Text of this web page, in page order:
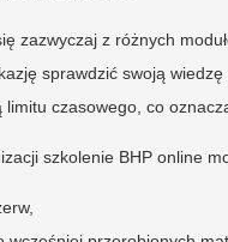
zazwyczaj z różnych
sprawdzić swoją
limitu czasowego, co
szkolenie BHP online